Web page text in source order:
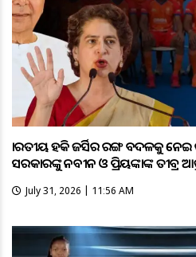
ଭାରତୀୟ ହକି ଜର୍ସିର ରଙ୍ଗ ବଦଳକୁ
ସରକାରଙ୍କୁ ନବୀନ ଓ ପ୍ରିୟଙ୍କାଙ୍କ ତୀବ୍ର
July 31, 2026 | 11:56 AM